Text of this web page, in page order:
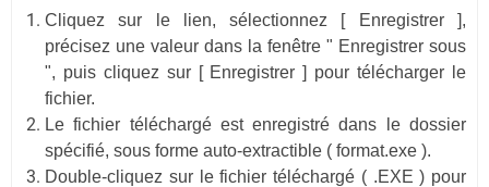
Cliquez sur le lien, sélectionnez [ Enregistrer ],
précisez une valeur dans la fenêtre " Enregistrer sous
", puis cliquez sur [ Enregistrer ] pour télécharger le
fichier.
Le fichier téléchargé est enregistré dans le dossier
spécifié, sous forme auto-extractible ( format.exe ).
Double-cliquez sur le fichier téléchargé ( .EXE ) pour